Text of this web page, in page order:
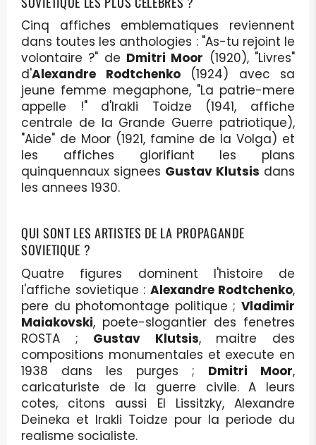
Cinq affiches emblematiques reviennent
dans toutes les anthologies : "As-tu rejoint le
volontaire ?" de Dmitri Moor (1920), "Livres"
d'Alexandre Rodtchenko(1924) avec sa
jeune femme megaphone, "La patrie-mere
appelle !" d'Irakli Toidze (1941, affiche
centrale de la Grande Guerre patriotique),
"Aide" de Moor (1921, famine de la Volga) et
les affiches glorifiant les plans
quinquennaux signees Gustav Klutsis dans
les annees 1930.
QUI SONT LES ARTISTES DE LA PROPAGANDE
SOVIETIQUE ?
Quatre figures dominent l'histoire de
l'affiche sovietique : Alexandre Rodtchenko,
pere du photomontage politique ; Vladimir
Maiakovski, poete-slogantier des fenetres
ROSTA ; Gustav Klutsis, maitre des
compositions monumentales et execute en
1938 dans les purges ; Dmitri Moor,
caricaturiste de la guerre civile. A leurs
cotes, citons aussi El Lissitzky, Alexandre
Deineka et Irakli Toidze pour la periode du
realisme socialiste.